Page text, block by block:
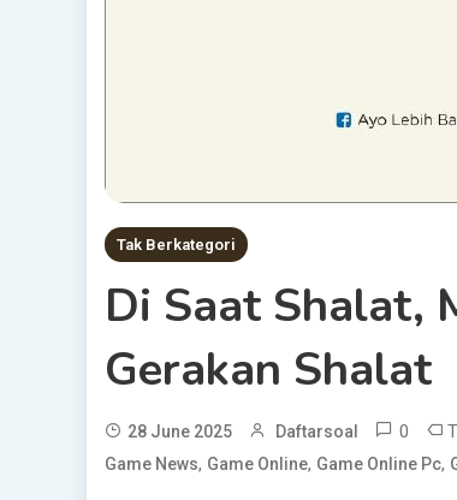
Tak Berkategori
Di Saat Shalat,
Gerakan Shalat
28 June 2025 Daftarsoal 0
Game News, Game Online, Game Online Pc,